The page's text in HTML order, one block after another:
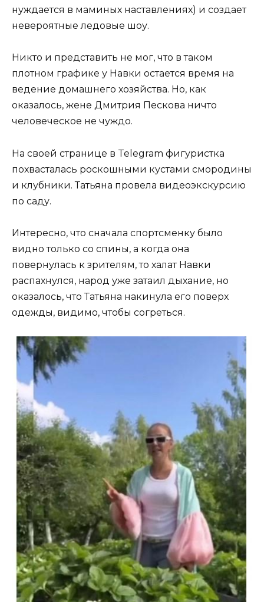
нуждается в маминых наставлениях) и создает
невероятные ледовые шоу.
Никто и представить не мог, что в таком
плотном графике у Навки остается время на
ведение домашнего хозяйства. Но, как
оказалось, жене Дмитрия Пескова ничто
человеческое не чуждо.
На своей странице в Telegram фигуристка
похвасталась роскошными кустами смородины
и клубники. Татьяна провела видеоэкскурсию
по саду.
Интересно, что сначала спортсменку было
видно только со спины, а когда она
повернулась к зрителям, то халат Навки
распахнулся, народ уже затаил дыхание, но
оказалось, что Татьяна накинула его поверх
одежды, видимо, чтобы согреться.